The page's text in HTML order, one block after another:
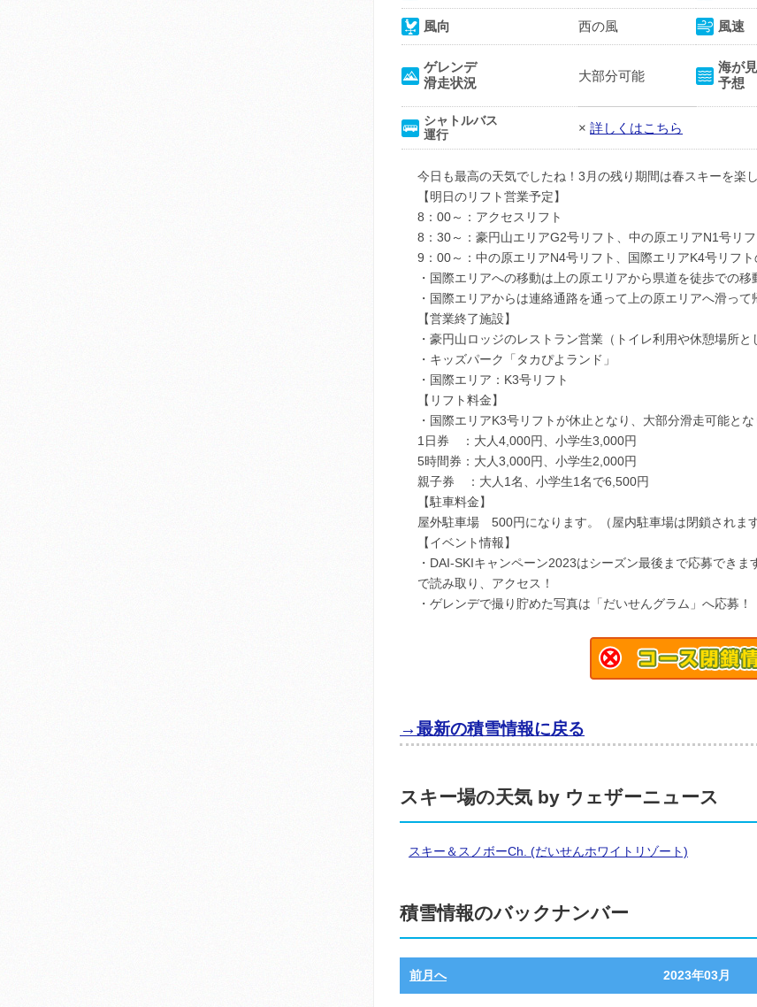
風向 西の風 風速
ゲレンデ
滑走状況
大部分可能
海が
予想
シャトルバス
運行
× 詳しくはこちら
今日も最高の天気でしたね！3月の残り期間は春スキーを楽
【明日のリフト営業予定】
8：00～：アクセスリフト
8：30～：豪円山エリアG2号リフト、中の原エリアN1号リ
9：00～：中の原エリアN4号リフト、国際エリアK4号リフト
・国際エリアへの移動は上の原エリアから県道を徒歩での移
・国際エリアからは連絡通路を通って上の原エリアへ滑って
【営業終了施設】
・豪円山ロッジのレストラン営業（トイレ利用や休憩場所と
・キッズパーク「タカぴよランド」
・国際エリア：K3号リフト
【リフト料金】
・国際エリアK3号リフトが休止となり、大部分滑走可能と
1日券 ：大人4,000円、小学生3,000円
5時間券：大人3,000円、小学生2,000円
親子券 ：大人1名、小学生1名で6,500円
【駐車料金】
屋外駐車場 500円になります。（屋内駐車場は閉鎖されます
【イベント情報】
・DAI-SKIキャンペーン2023はシーズン最後まで応募でき
で読み取り、アクセス！
・ゲレンデで撮り貯めた写真は「だいせんグラム」へ応募！
→最新の積雪情報に戻る
スキー場の天気 by ウェザーニュース
スキー＆スノボーCh. (だいせんホワイトリゾート)
積雪情報のバックナンバー
前月へ 2023年03月